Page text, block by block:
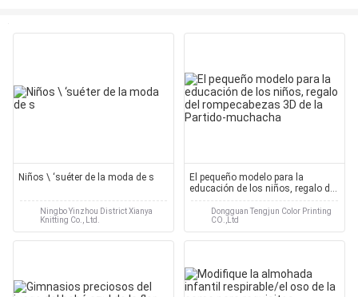
Niños \ ‘suéter de la moda de s
Ningbo Yinzhou District Xianya
Knitting Co., Ltd.
El pequeño modelo para la
educación de los niños, regalo del
rompecabezas 3D de la Partido-
muchacha
Dongguan Tengjun Color Printing
CO.,Ltd